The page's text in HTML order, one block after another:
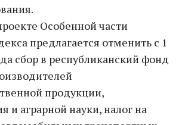
Особенной части
предлагается отменить с 1
сбор в республиканский фонд
продукции,
и аграрной науки, налог на